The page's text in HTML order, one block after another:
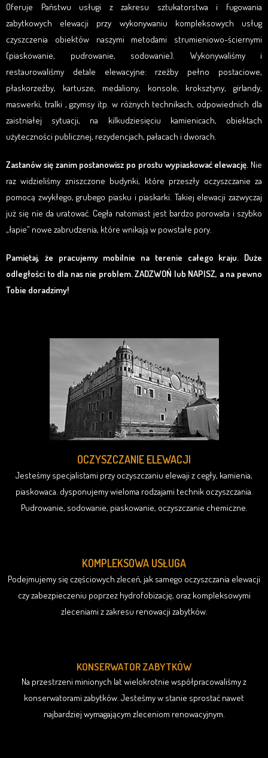
Oferuje Państwu usługi z zakresu sztukatorstwa i fugowania
zabytkowych elewacji przy wykonywaniu kompleksowych usług
czyszczenia obiektów naszymi metodami strumieniowo-ściernymi
(piaskowanie, pudrowanie, sodowanie). Wykonywaliśmy i
restaurowaliśmy detale elewacyjne: rzeźby pełno postaciowe,
płaskorzeźby, kartusze, medaliony, konsole, kroksztyny, girlandy,
maswerki, tralki , gzymsy itp. w różnych technikach, odpowiednich dla
zaistniałej sytuacji, na kilkudziesięciu kamienicach, obiektach
użyteczności publicznej, rezydencjach, pałacach i dworach.
Zastanów się zanim postanowisz po prostu wypiaskować elewację. Nie
raz widzieliśmy zniszczone budynki, które przeszły oczyszczanie za
pomocą zwykłego, grubego piasku i piaskarki. Takiej elewacji zazwyczaj
już się nie da uratować. Cegła natomiast jest bardzo porowata i szybko
„łapie” nowe zabrudzenia, które wnikają w powstałe pory.
Pamiętaj, że pracujemy mobilnie na terenie całego kraju. Duże
odległości to dla nas nie problem. ZADZWOŃ lub NAPISZ, a na pewno
Tobie doradzimy!
OCZYSZCZANIE ELEWACJI
Jesteśmy specjalistami przy oczyszczaniu elewaji z cegły, kamienia,
piaskowaca. dysponujemy wieloma rodzajami technik oczyszczania.
Pudrowanie, sodowanie, piaskowanie, oczyszczanie chemiczne.
KOMPLEKSOWA USŁUGA
Podejmujemy się częściowych zleceń, jak samego oczyszczania elewacji
czy zabezpieczeniu poprzez hydrofobizację, oraz kompleksowymi
zleceniami z zakresu renowacji zabytków.
KONSERWATOR ZABYTKÓW
Na przestrzeni minionych lat wielokrotnie współpracowaliśmy z
konserwatorami zabytków. Jesteśmy w stanie sprostać nawet
najbardziej wymagającym zleceniom renowacyjnym.